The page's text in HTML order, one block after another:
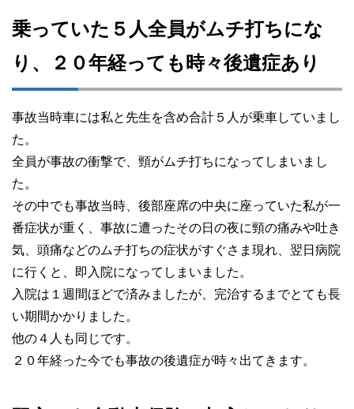
乗っていた５人全員がムチ打ちにな
り、２０年経っても時々後遺症あり
事故当時車には私と先生を含め合計５人が乗車していまし
た。
全員が事故の衝撃で、頸がムチ打ちになってしまいまし
た。
その中でも事故当時、後部座席の中央に座っていた私が一
番症状が重く、事故に遭ったその日の夜に頸の痛みや吐き
気、頭痛などのムチ打ちの症状がすぐさま現れ、翌日病院
に行くと、即入院になってしまいました。
入院は１週間ほどで済みましたが、完治するまでとても長
い期間かかりました。
他の４人も同じです。
２０年経った今でも事故の後遺症が時々出てきます。